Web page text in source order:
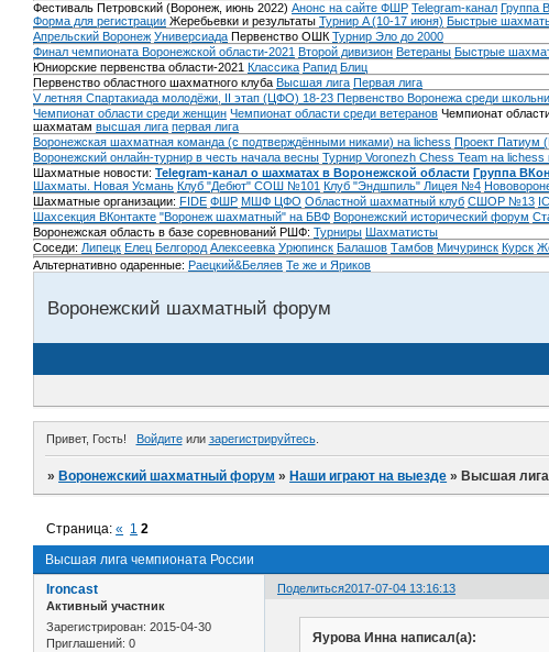
Фестиваль Петровский (Воронеж, июнь 2022) Анонс на сайте ФШР Telegram-канал Группа
Форма для регистрации Жеребьевки и результаты Турнир A (10-17 июня) Быстрые
Апрельский Воронеж Универсиада Первенство ОШК Турнир Эло до 2000
Финал чемпионата Воронежской области-2021 Второй дивизион Ветераны Быстрые
Юниорские первенства области-2021 Классика Рапид Блиц
Первенство областного шахматного клуба Высшая лига Первая лига
V летняя Спартакиада молодёжи, II этап (ЦФО) 18-23 Первенство Воронежа среди
Чемпионат области среди женщин Чемпионат области среди ветеранов Чемпионат
шахматам высшая лига первая лига
Воронежская шахматная команда (с подтверждёнными никами) на lichess Проект Патиум
Воронежский онлайн-турнир в честь начала весны Турнир Voronezh Chess Team на
Шахматные новости: Telegram-канал о шахматах в Воронежской области Группа
Шахматы. Новая Усмань Клуб "Дебют" СОШ №101 Клуб "Эндшпиль" Лицея №4
Шахматные организации: FIDE ФШР МШФ ЦФО Областной шахматный клуб СШОР №13
Шахсекция ВКонтакте "Воронеж шахматный" на БВФ Воронежский исторический форум
Воронежская область в базе соревнований РШФ: Турниры Шахматисты
Соседи: Липецк Елец Белгород Алексеевка Урюпинск Балашов Тамбов Мичуринск Курск
Альтернативно одаренные: Раецкий&Беляев Те же и Яриков
Воронежский шахматный форум
Привет, Гость! Войдитеили зарегистрируйтесь.
»Воронежский шахматный форум »Наши играют на выезде »Высшая
Высшая лига чемпионата России
Страница:« 1 2
Поделиться2017-07-04 13:16:13
Ironcast
Активный участник
Зарегистрирован: 2015-04-30
Приглашений: 0
Яурова Инна написал(а):